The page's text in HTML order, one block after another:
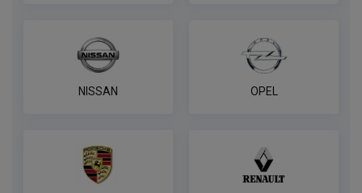
NISSAN OPEL